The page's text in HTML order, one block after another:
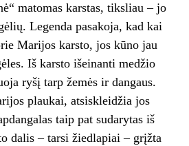
matomas karstas, tiksliau – jo
Legenda pasakoja, kad kai
Marijos karsto, jos kūno jau
Iš karsto išeinanti medžio
ryšį tarp žemės ir dangaus.
plaukai, atsiskleidžia jos
taip pat sudarytas iš
dalis – tarsi žiedlapiai – grįžta